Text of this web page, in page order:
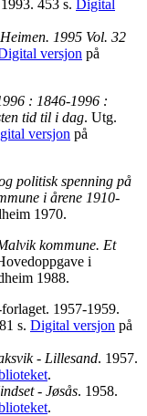
453 s. Digital
Heimen. 1995 Vol. 32
versjon på
: 1846-1996 :
tid til i dag. Utg.
versjon på
politisk spenning på
i årene 1910-
1970.
kommune. Et
i
1988.
1957-1959.
s. Digital versjon på
- Lillesand. 1957.
.
- Jøsås. 1958.
.